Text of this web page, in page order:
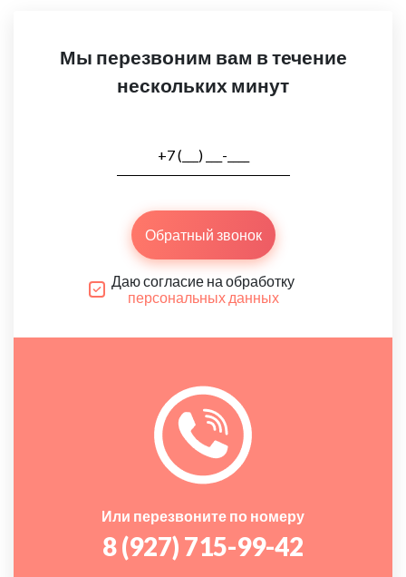
Мы перезвоним вам в течение
нескольких минут
Обратный звонок
Даю согласие на обработку
персональных данных
Или перезвоните по номеру
8 (927) 715-99-42